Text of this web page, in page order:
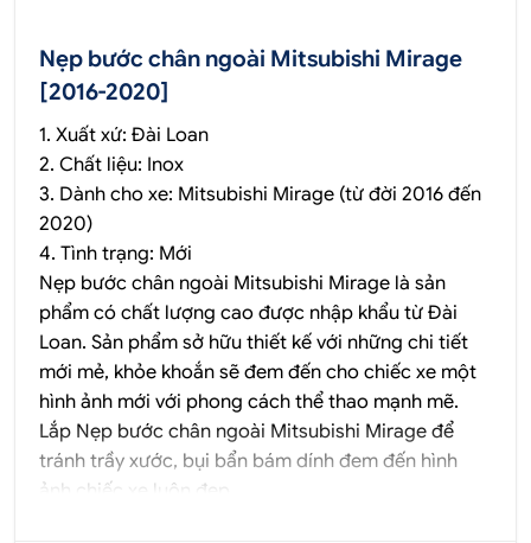
Nẹp bước chân ngoài Mitsubishi Mirage
[2016-2020]
1. Xuất xứ: Đài Loan
2. Chất liệu: Inox
3. Dành cho xe: Mitsubishi Mirage (từ đời 2016 đến
2020)
4. Tình trạng: Mới
Nẹp bước chân ngoài Mitsubishi Mirage là sản
phẩm có chất lượng cao được nhập khẩu từ Đài
Loan. Sản phẩm sở hữu thiết kế với những chi tiết
mới mẻ, khỏe khoắn sẽ đem đến cho chiếc xe một
hình ảnh mới với phong cách thể thao mạnh mẽ.
Lắp Nẹp bước chân ngoài Mitsubishi Mirage để
tránh trầy xước, bụi bẩn bám dính đem đến hình
ảnh chiếc xe luôn đẹp.